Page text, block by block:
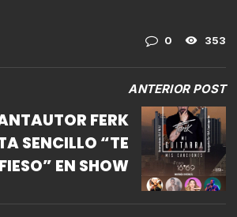
0 353
ANTERIOR POST
FERK
SENCILLO “TE
EN SHOW